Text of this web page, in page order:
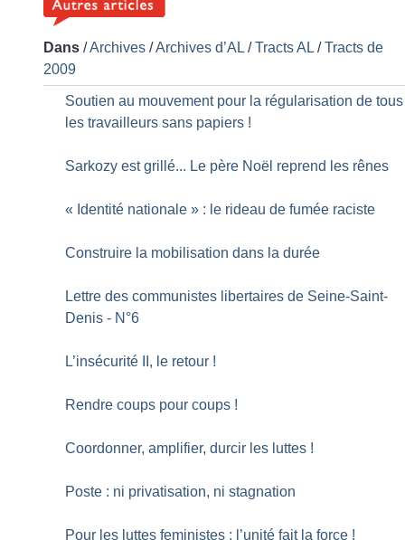
Dans /Archives /Archives d’AL /Tracts AL /Tracts de
2009
Soutien au mouvement pour la régularisation de tous
les travailleurs sans papiers !
Sarkozy est grillé... Le père Noël reprend les rênes
« Identité nationale » : le rideau de fumée raciste
Construire la mobilisation dans la durée
Lettre des communistes libertaires de Seine-Saint-
Denis - N°6
L’insécurité II, le retour !
Rendre coups pour coups !
Coordonner, amplifier, durcir les luttes !
Poste : ni privatisation, ni stagnation
Pour les luttes feministes : l’unité fait la force !